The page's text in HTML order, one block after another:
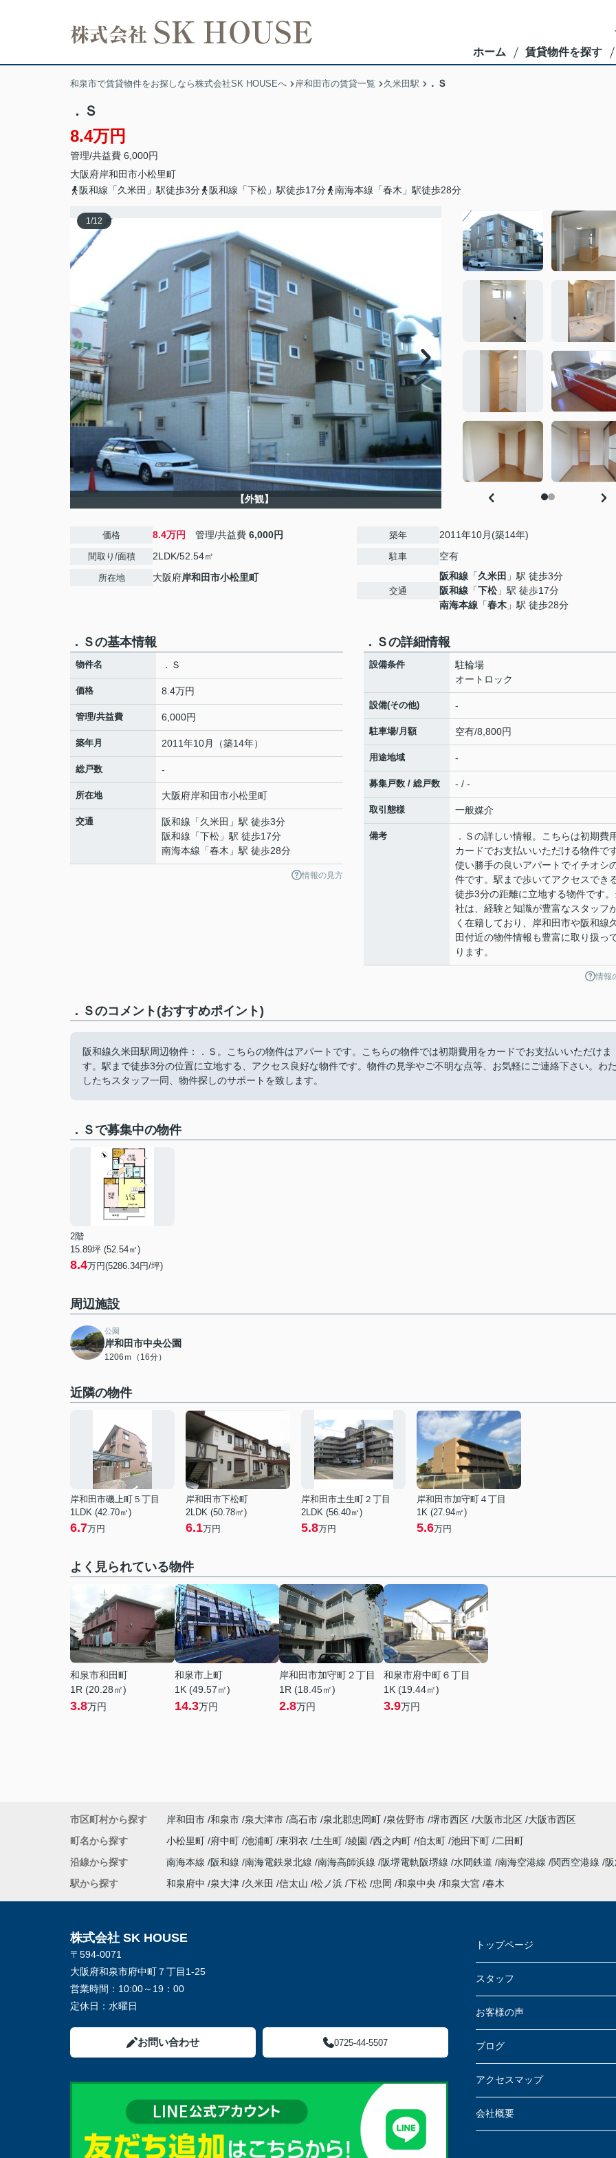
ホーム 賃貸物件を探す
和泉市で賃貸物件をお探しなら株式会社SK HOUSEへ 岸和田市の賃貸一覧 久米田駅 ．Ｓ
．Ｓ
8.4万円
管理/共益費 6,000円
大阪府岸和田市小松里町
阪和線「久米田」駅徒歩3分
阪和線「下松」駅徒歩17分 南海本線「春木」駅徒歩28分
1/12
【外観】
価格 8.4万円 管理/共益費 6,000円
間取り/面積 2LDK/52.54㎡
所在地 大阪府岸和田市小松里町
築年 2011年10月(築14年)
駐車 空有
交通
阪和線 「久米田 」駅 徒歩3分
阪和線 「下松」駅 徒歩17分
南海本線 「春木 」駅 徒歩28分
．Ｓの基本情報
物件名 ．Ｓ
価格 8.4万円
管理/共益費 6,000円
築年月 2011年10月（築14年）
総戸数 -
所在地 大阪府岸和田市小松里町
交通 阪和線 「久米田 」駅 徒歩3分
阪和線 「下松 」駅 徒歩17分
南海本線 「春木 」駅 徒歩28分
情報の見方
．Ｓの詳細情報
設備条件
駐輪場
オートロック
設備(その他) -
駐車場/月額 空有/8,800円
用途地域 -
募集戸数 / 総戸数 - / -
取引態様 一般媒介
備考
．Ｓの詳しい情報。こちらは初期費
カードでお支払いいただける物件です
使い勝手の良いアパートでイチオシ
件です。駅まで歩いてアクセスできる
徒歩3分の距離に立地する物件です。
社は、経験と知識が豊富なスタッフ
く在籍しており、岸和田市や阪和線
田付近の物件情報も豊富に取り扱っ
ります。
情報
．Ｓのコメント(おすすめポイント)
阪和線久米田駅周辺物件：．Ｓ。こちらの物件はアパートです。こちらの物件では初期費用をカードでお支払いいただけま
す。駅まで徒歩3分の位置に立地する、アクセス良好な物件です。物件の見学やご不明な点等、お気軽にご連絡下さい。わた
したちスタッフ一同、物件探しのサポートを致します。
．Ｓで募集中の物件
2階
15.89坪 (52.54㎡)
8.4万円(5286.34円/坪)
周辺施設
公園
岸和田市中央公園
1206ｍ（16分）
近隣の物件
岸和田市磯上町５丁目
1LDK (42.70㎡)
6.7万円
岸和田市下松町
2LDK (50.78㎡)
6.1万円
岸和田市土生町２丁目
2LDK (56.40㎡)
5.8万円
岸和田市加守町４丁目
1K (27.94㎡)
5.6万円
よく見られている物件
和泉市和田町
1R (20.28㎡)
3.8万円
和泉市上町
1K (49.57㎡)
14.3万円
岸和田市加守町２丁目
1R (18.45㎡)
2.8万円
和泉市府中町６丁目
1K (19.44㎡)
3.9万円
市区町村から探す 岸和田市 和泉市 泉大津市 高石市 泉北郡忠岡町 泉佐野市 堺市西区 大阪市北区 大阪市西区
町名から探す
小松里町 府中町 池浦町 東羽衣 土生町 綾園 西之内町 伯太町 池田下町
二田町
沿線から探す
南海本線 阪和線 南海電鉄泉北線 南海高師浜線 阪堺電軌阪堺線 水間鉄道 南海空港線 関西空港線
駅から探す
和泉府中 泉大津 久米田 信太山 松ノ浜 下松 忠岡 和泉中央 和泉大宮 春木
株式会社 SK HOUSE
〒594-0071
大阪府和泉市府中町７丁目1-25
営業時間： 10:00～19：00
定休日： 水曜日
お問い合わせ 0725-44-5507
トップページ
スタッフ
お客様の声
ブログ
アクセスマップ
会社概要